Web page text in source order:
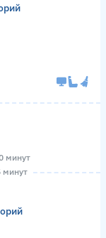
минут
минут